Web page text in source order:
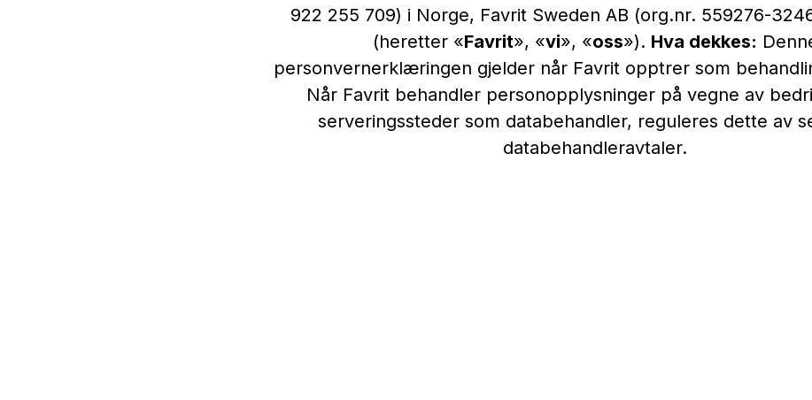
922 255 709) i Norge, Favrit Sweden AB (org.nr. 559276-
(heretter «Favrit», «vi», «oss»). Hva dekkes:
personvernerklæringen gjelder når Favrit opptrer som
Når Favrit behandler personopplysninger på vegne av
serveringssteder som databehandler, reguleres dette av
databehandleravtaler.